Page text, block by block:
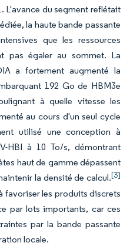
L'avance du segment reflétait
la haute bande passante
que les ressources
pas égaler au sommet. La
a fortement augmenté la
192 Go de HBM3e
à quelle vitesse les
au cours d'un seul cycle
utilisé une conception à
HBI à 10 To/s, démontrant
haut de gamme dépassent
la densité de calcul.[3]
favoriser les produits discrets
par lots importants, car ces
par la bande passante
locale.